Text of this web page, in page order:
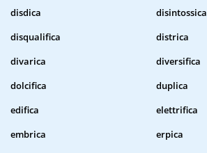
disdica
disintossica
disqualifica
districa
divarica
diversifica
dolcifica
duplica
edifica
elettrifica
embrica
erpica